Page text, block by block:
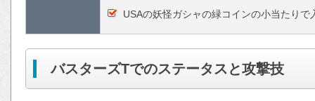
USAの妖怪ガシャの緑コインの小当たりで
バスターズTでのステータスと攻撃技